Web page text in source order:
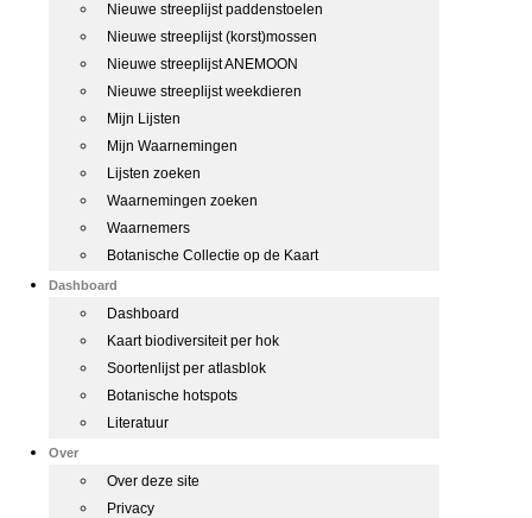
Nieuwe streeplijst paddenstoelen
Nieuwe streeplijst (korst)mossen
Nieuwe streeplijst ANEMOON
Nieuwe streeplijst weekdieren
Mijn Lijsten
Mijn Waarnemingen
Lijsten zoeken
Waarnemingen zoeken
Waarnemers
Botanische Collectie op de Kaart
Dashboard
Dashboard
Kaart biodiversiteit per hok
Soortenlijst per atlasblok
Botanische hotspots
Literatuur
Over
Over deze site
Privacy